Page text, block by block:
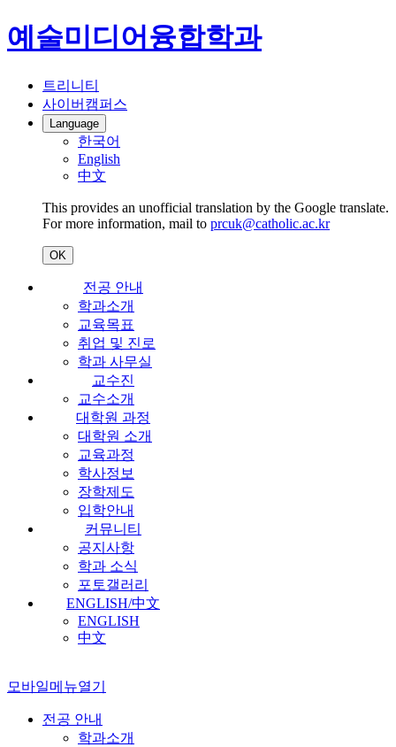
예술미디어융합학과
트리니티
사이버캠퍼스
Language
한국어
English
中文
This provides an unofficial translation by the Google translate.
For more information, mail to prcuk@catholic.ac.kr
OK
전공 안내
학과소개
교육목표
취업 및 진로
학과 사무실
교수진
교수소개
대학원 과정
대학원 소개
교육과정
학사정보
장학제도
입학안내
커뮤니티
공지사항
학과 소식
포토갤러리
ENGLISH/中文
ENGLISH
中文
모바일메뉴열기
전공 안내
학과소개